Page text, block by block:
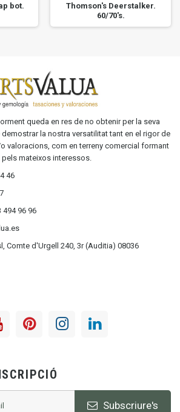
bot.
Thomson's Deerstalker.
60/70's.
queda en res de no obtenir per la seva
la nostra versatilitat tant en el rigor de
valoracions, com en terreny comercial formant
mateixos interessos.
46
494 96 96
Comte d'Urgell 240, 3r (Auditia) 08036
Subscriure's